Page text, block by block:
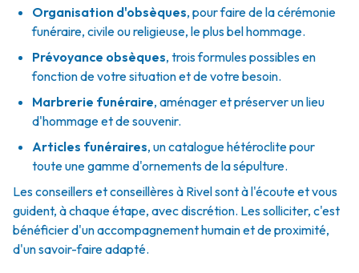
Organisation d'obsèques, pour faire de la cérémonie
funéraire, civile ou religieuse, le plus bel hommage.
Prévoyance obsèques, trois formules possibles en
fonction de votre situation et de votre besoin.
Marbrerie funéraire, aménager et préserver un lieu
d'hommage et de souvenir.
Articles funéraires, un catalogue hétéroclite pour
toute une gamme d'ornements de la sépulture.
Les conseillers et conseillères à Rivel sont à l'écoute et vous
guident, à chaque étape, avec discrétion. Les solliciter, c'est
bénéficier d'un accompagnement humain et de proximité,
d'un savoir-faire adapté.